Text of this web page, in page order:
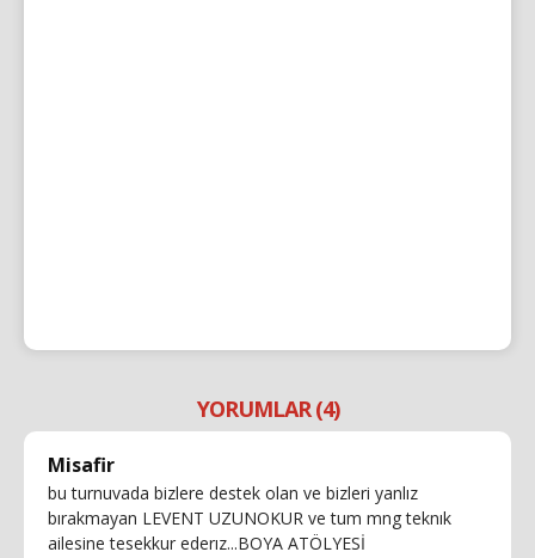
YORUMLAR (4)
Misafir
bu turnuvada bizlere destek olan ve bizleri yanlız
bırakmayan LEVENT UZUNOKUR ve tum mng teknık
ailesine tesekkur ederız...BOYA ATÖLYESİ